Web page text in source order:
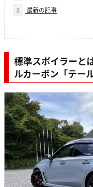
3
最新の記事
標準スポイラーと
ルカーボン「テー